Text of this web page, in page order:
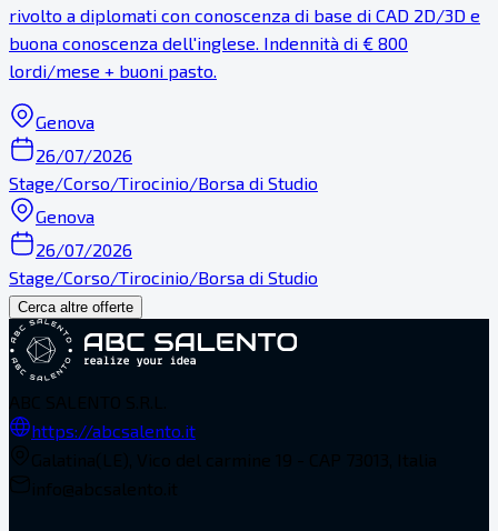
rivolto a diplomati con conoscenza di base di CAD 2D/3D e
buona conoscenza dell'inglese. Indennità di € 800
lordi/mese + buoni pasto.
Genova
26/07/2026
Stage/Corso/Tirocinio/Borsa di Studio
Genova
26/07/2026
Stage/Corso/Tirocinio/Borsa di Studio
Cerca altre offerte
https://abcsalento.it